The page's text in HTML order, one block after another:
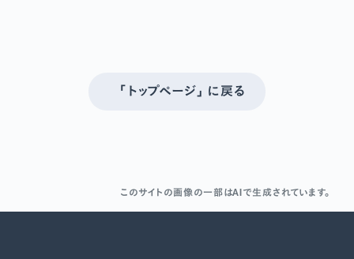
「トップページ」 に戻る
このサイトの画像の一部はAIで生成されています。